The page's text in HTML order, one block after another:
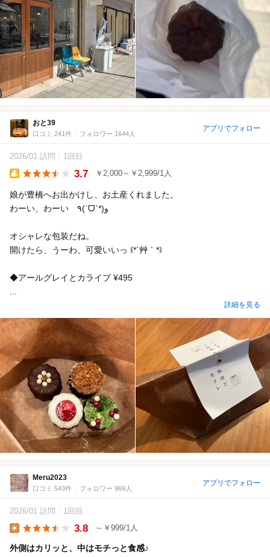
おと39
口コミ 241件 フォロワー 1644人
アプリでフォロー
2026/01 訪問 1回目
3.7 ￥2,000～￥2,999/1人
娘が豊橋へお出かけし、お土産くれました。
わーい、わーい ٩(ˊᗜˋ*)و
オシャレな包装だね。
開けたら、うーわ、可愛いいっ ꒰*´艸｀*꒱
◆アールグレイとカライブ ¥495
...
詳細を見る
Meru2023
口コミ 543件 フォロワー 969人
アプリでフォロー
2026/01 訪問 1回目
3.8 ～￥999/1人
外側はカリッと、中はモチっと食感♪